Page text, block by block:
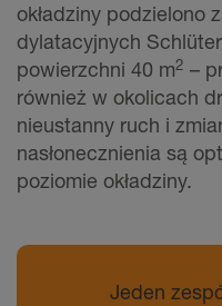
okładziny podzielono
dylatacyjnych
powierzchni 40 m2 –
również w okolicach
nieustanny ruch i
nasłonecznienia są
poziomie okładziny.
Jeden